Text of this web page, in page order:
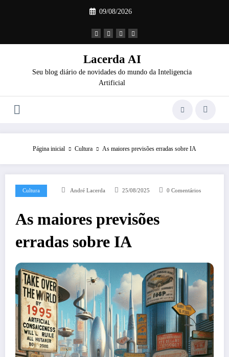
09/08/2026
Lacerda AI
Seu blog diário de novidades do mundo da Inteligencia
Artificial
Página inicial Cultura As maiores previsões erradas sobre IA
Cultura André Lacerda 25/08/2025 0 Comentários
As maiores previsões
erradas sobre IA